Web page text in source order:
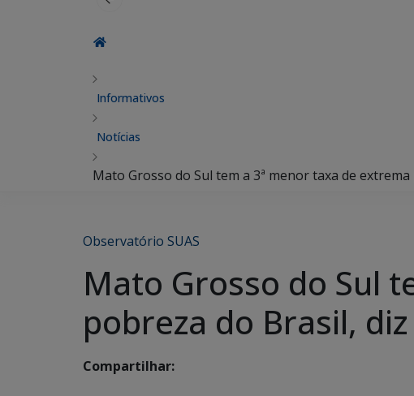
Informativos
Notícias
Mato Grosso do Sul tem a 3ª menor taxa de
Observatório SUAS
Mato Grosso do Sul
pobreza do Brasil, diz
Compartilhar: